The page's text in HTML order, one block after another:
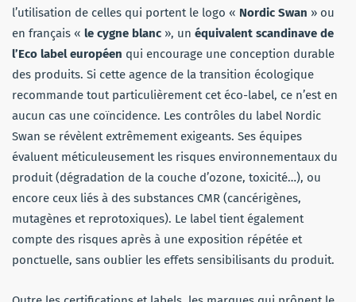
l’utilisation de celles qui portent le logo « Nordic Swan » ou
en français « le cygne blanc », un équivalent scandinave de
l’Eco label européen qui encourage une conception durable
des produits. Si cette agence de la transition écologique
recommande tout particulièrement cet éco-label, ce n’est en
aucun cas une coïncidence. Les contrôles du label Nordic
Swan se révèlent extrêmement exigeants. Ses équipes
évaluent méticuleusement les risques environnementaux du
produit (dégradation de la couche d’ozone, toxicité…), ou
encore ceux liés à des substances CMR (cancérigènes,
mutagènes et reprotoxiques). Le label tient également
compte des risques après à une exposition répétée et
ponctuelle, sans oublier les effets sensibilisants du produit.